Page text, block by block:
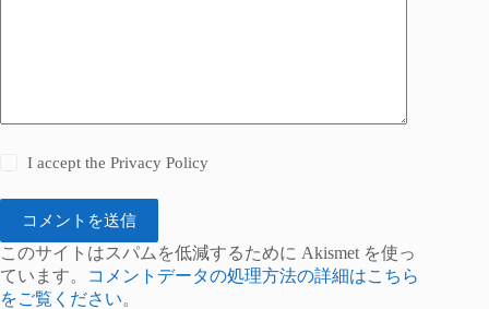
I accept thePrivacy Policy
コメントを送信
このサイトはスパムを低減するために Akismet を使っ
ています。
コメントデータの処理方法の詳細はこちら
をご覧ください。